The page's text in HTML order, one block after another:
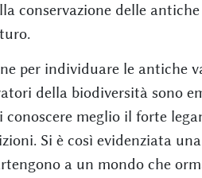
conservazione delle
per individuare le antiche
della biodiversità sono
conoscere meglio il forte
Si è così evidenziata
a un mondo che